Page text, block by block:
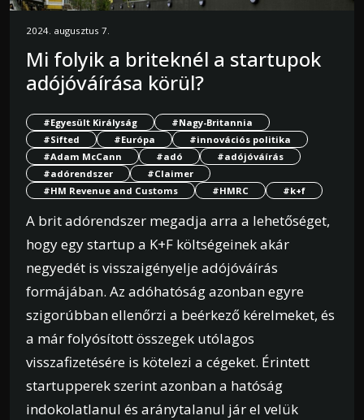
2024. augusztus 7.
Mi folyik a briteknél a startupok
adójóváírása körül?
#Egyesült Királyság
#Nagy-Britannia
#Sifted
#Európa
#innovációs politika
#Adam McCann
#adó
#adójóváírás
#adórendszer
#Claimer
#HM Revenue and Customs
#HMRC #k+f
A brit adórendszer megadja arra a lehetőséget,
hogy egy startup a K+F költségeinek akár
negyedét is visszaigényelje adójóváírás
formájában. Az adóhatóság azonban egyre
szigorúbban ellenőrzi a beérkező kérelmeket, és
a már folyósított összegek utólagos
visszafizetésére is kötelezi a cégeket. Érintett
startupperek szerint azonban a hatóság
indokolatlanul és aránytalanul jár el velük